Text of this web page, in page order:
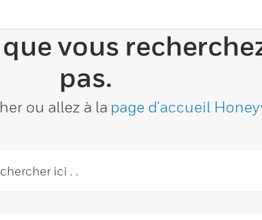
vous
pas.
ou allez à la page d'accueil